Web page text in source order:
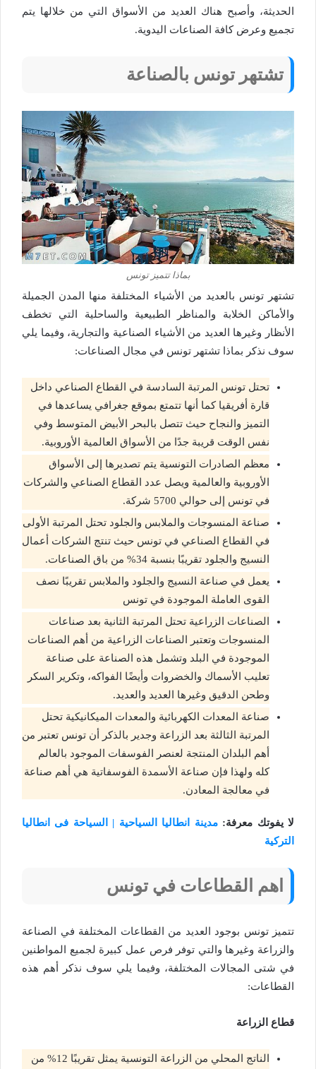
الحديثة، وأصبح هناك العديد من الأسواق التي من خلالها يتم
تجميع وعرض كافة الصناعات اليدوية.
تشتهر تونس بالصناعة
بماذا تتميز تونس
تشتهر تونس بالعديد من الأشياء المختلفة منها المدن الجميلة
والأماكن الخلابة والمناظر الطبيعية والساحلية التي تخطف
الأنظار وغيرها العديد من الأشياء الصناعية والتجارية، وفيما يلي
سوف نذكر بماذا تشتهر تونس في مجال الصناعات:
تحتل تونس المرتبة السادسة في القطاع الصناعي داخل
قارة أفريقيا كما أنها تتمتع بموقع جغرافي يساعدها في
التميز والنجاح حيث تتصل بالبحر الأبيض المتوسط وفي
نفس الوقت قريبة جدًا من الأسواق العالمية الأوروبية.
معظم الصادرات التونسية يتم تصديرها إلى الأسواق
الأوروبية والعالمية ويصل عدد القطاع الصناعي والشركات
في تونس إلى حوالي 5700 شركة.
صناعة المنسوجات والملابس والجلود تحتل المرتبة الأولى
في القطاع الصناعي في تونس حيث تنتج الشركات أعمال
النسيج والجلود تقريبًا بنسبة 34% من باق الصناعات.
يعمل في صناعة النسيج والجلود والملابس تقريبًا نصف
القوى العاملة الموجودة في تونس
الصناعات الزراعية تحتل المرتبة الثانية بعد صناعات
المنسوجات وتعتبر الصناعات الزراعية من أهم الصناعات
الموجودة في البلد وتشمل هذه الصناعة على صناعة
تعليب الأسماك والخضروات وأيضًا الفواكه، وتكرير السكر
وطحن الدقيق وغيرها العديد والعديد.
صناعة المعدات الكهربائية والمعدات الميكانيكية تحتل
المرتبة الثالثة بعد الزراعة وجدير بالذكر أن تونس تعتبر من
أهم البلدان المنتجة لعنصر الفوسفات الموجود بالعالم
كله ولهذا فإن صناعة الأسمدة الفوسفاتية هي أهم صناعة
في معالجة المعادن.
لا يفوتك معرفة:مدينة انطاليا السياحية | السياحة فى انطاليا
التركية
اهم القطاعات في تونس
تتميز تونس بوجود العديد من القطاعات المختلفة في الصناعة
والزراعة وغيرها والتي توفر فرص عمل كبيرة لجميع المواطنين
في شتى المجالات المختلفة، وفيما يلي سوف نذكر أهم هذه
القطاعات:
قطاع الزراعة
الناتج المحلي من الزراعة التونسية يمثل تقريبًا 12% من